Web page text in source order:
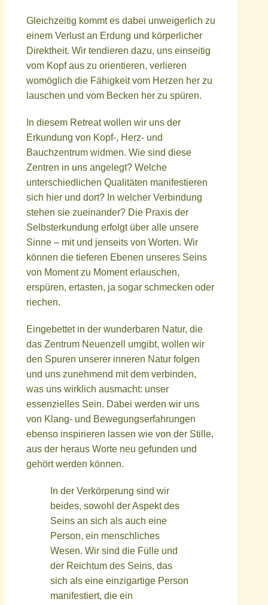
Gleichzeitig kommt es dabei unweigerlich zu
einem Verlust an Erdung und körperlicher
Direktheit. Wir tendieren dazu, uns einseitig
vom Kopf aus zu orientieren, verlieren
womöglich die Fähigkeit vom Herzen her zu
lauschen und vom Becken her zu spüren.
In diesem Retreat wollen wir uns der
Erkundung von Kopf-, Herz- und
Bauchzentrum widmen. Wie sind diese
Zentren in uns angelegt? Welche
unterschiedlichen Qualitäten manifestieren
sich hier und dort? In welcher Verbindung
stehen sie zueinander? Die Praxis der
Selbsterkundung erfolgt über alle unsere
Sinne – mit und jenseits von Worten. Wir
können die tieferen Ebenen unseres Seins
von Moment zu Moment erlauschen,
erspüren, ertasten, ja sogar schmecken oder
riechen.
Eingebettet in der wunderbaren Natur, die
das Zentrum Neuenzell umgibt, wollen wir
den Spuren unserer inneren Natur folgen
und uns zunehmend mit dem verbinden,
was uns wirklich ausmacht: unser
essenzielles Sein. Dabei werden wir uns
von Klang- und Bewegungserfahrungen
ebenso inspirieren lassen wie von der Stille,
aus der heraus Worte neu gefunden und
gehört werden können.
In der Verkörperung sind wir
beides, sowohl der Aspekt des
Seins an sich als auch eine
Person, ein menschliches
Wesen. Wir sind die Fülle und
der Reichtum des Seins, das
sich als eine einzigartige Person
manifestiert, die ein